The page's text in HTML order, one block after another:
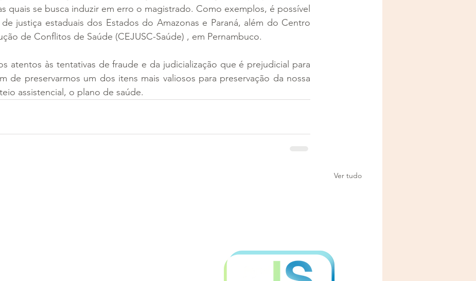
quais se busca induzir em erro o magistrado. Como exemplos, é possível
justiça estaduais dos Estados do Amazonas e Paraná, além do Centro
de Conflitos de Saúde (CEJUSC-Saúde) , em Pernambuco.
atentos às tentativas de fraude e da judicialização que é prejudicial para
de preservarmos um dos itens mais valiosos para preservação da nossa
assistencial, o plano de saúde.
Ver tudo